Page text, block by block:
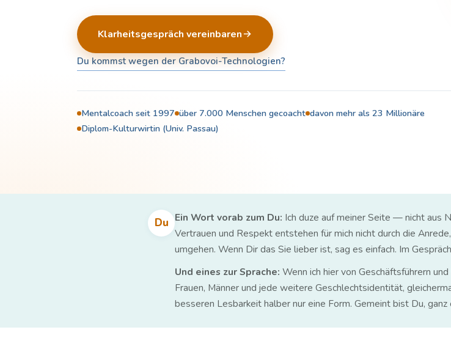
Klarheitsgespräch vereinbaren
Du kommst wegen der Grabovoi-Technologien?
Mentalcoach seit 1997 über 7.000 Menschen gecoacht davon mehr als 23 Millionäre
Diplom-Kulturwirtin (Univ. Passau)
Du Ein Wort vorab zum Du: Ich duze auf meiner Seite — nicht aus
Vertrauen und Respekt entstehen für mich nicht durch die
umgehen. Wenn Dir das Sie lieber ist, sag es einfach. Im
Und eines zur Sprache: Wenn ich hier von Geschäftsführern
Frauen, Männer und jede weitere Geschlechtsidentität,
besseren Lesbarkeit halber nur eine Form. Gemeint bist Du,